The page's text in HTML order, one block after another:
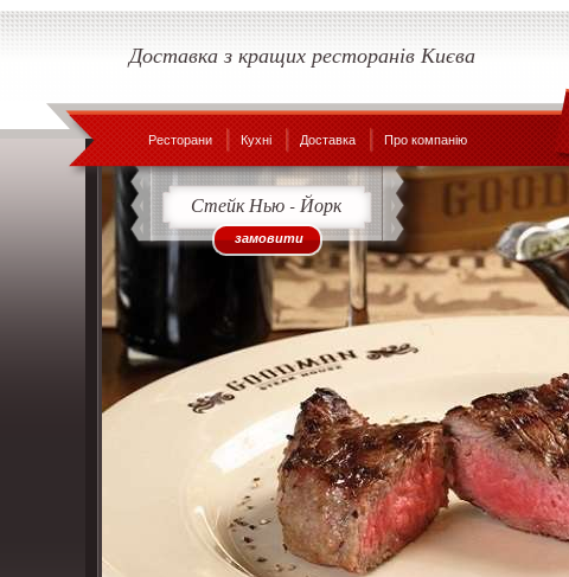
Доставка з кращих ресторанів Києва
Ресторани Кухні Доставка Про компанію
Стейк Нью - Йорк
замовити